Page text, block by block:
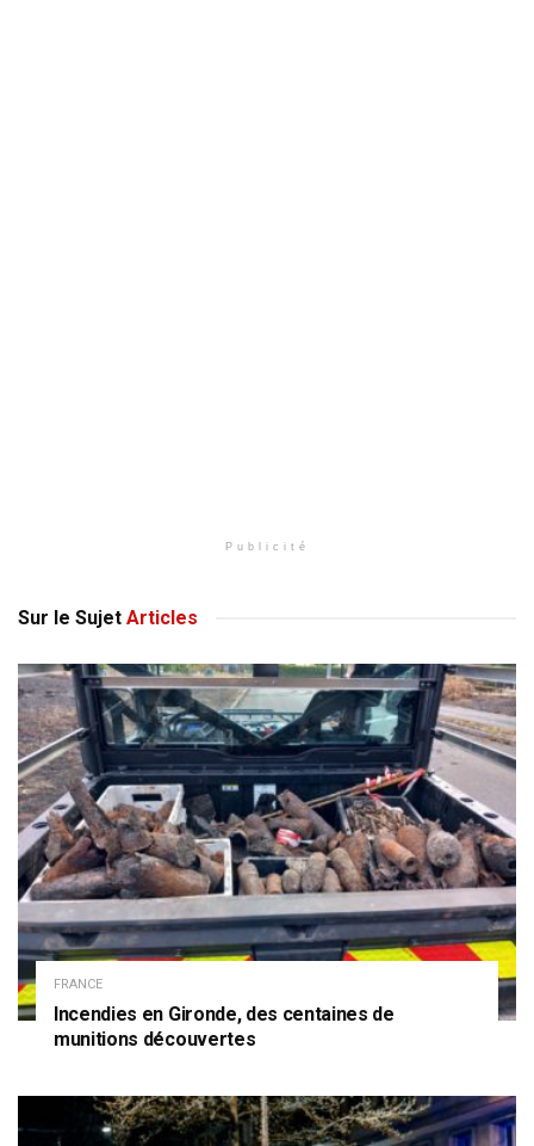
Publicité
Sur le Sujet Articles
FRANCE
Incendies en Gironde, des centaines de
munitions découvertes